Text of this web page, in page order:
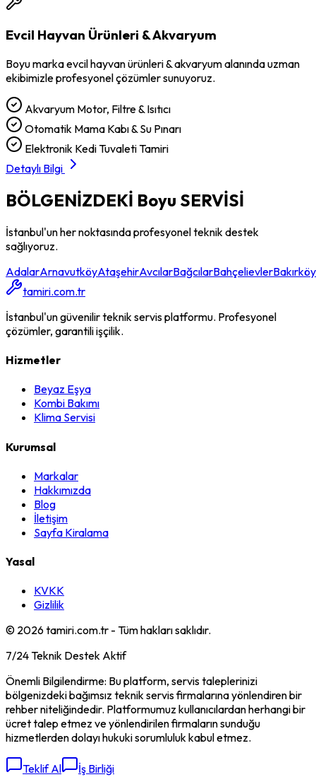
Evcil Hayvan Ürünleri & Akvaryum
Boyumarkaevcil hayvan ürünleri & akvaryumalanında uzman
ekibimizle profesyonel çözümler sunuyoruz.
Akvaryum Motor, Filtre & Isıtıcı
Otomatik Mama Kabı & Su Pınarı
Elektronik Kedi Tuvaleti Tamiri
Detaylı Bilgi
BÖLGENİZDEKİ Boyu SERVİSİ
İstanbul'un her noktasında profesyonel teknik destek
sağlıyoruz.
AdalarArnavutköyAtaşehirAvcılarBağcılarBahçelievlerBakırköy
tamiri.com.tr
İstanbul'un güvenilir teknik servis platformu. Profesyonel
çözümler, garantili işçilik.
Hizmetler
Beyaz Eşya
Kombi Bakımı
Klima Servisi
Kurumsal
Markalar
Hakkımızda
Blog
İletişim
Sayfa Kiralama
Yasal
KVKK
Gizlilik
© 2026tamiri.com.tr - Tüm hakları saklıdır.
7/24 Teknik Destek Aktif
Önemli Bilgilendirme: Bu platform, servis taleplerinizi
bölgenizdeki bağımsız teknik servis firmalarına yönlendiren bir
rehber niteliğindedir. Platformumuz kullanıcılardan herhangi bir
ücret talep etmez ve yönlendirilen firmaların sunduğu
hizmetlerden dolayı hukuki sorumluluk kabul etmez.
Teklif Al İş Birliği